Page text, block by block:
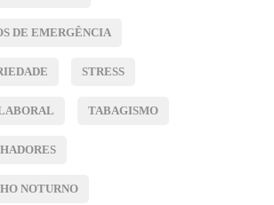
DE EMERGÊNCIA
STRESS
TABAGISMO
NOTURNO